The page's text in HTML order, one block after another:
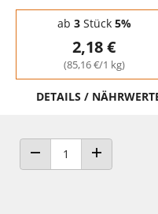
Staffelpreise - Mengenrabatt
ab 3Stück 5%
2,18 €
(85,16 €/1 kg)
DETAILS /
ANZAHL VERRINGERN
ANZAHL